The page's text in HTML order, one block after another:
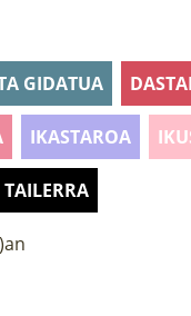
GIDATUA
IKASTAROA
TAILERRA